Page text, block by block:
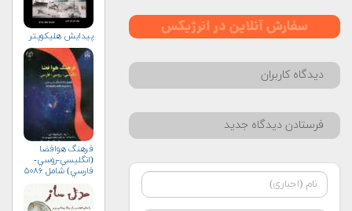
دیدگاه کاربران
فرستادن دیدگاه جدید
پیدایش هلیکوپتر
فرهنگ هوافضا
(انگليسي-روسي-
فارسي) شامل ۵۰۸۶
واژه‌ی علمي و فني